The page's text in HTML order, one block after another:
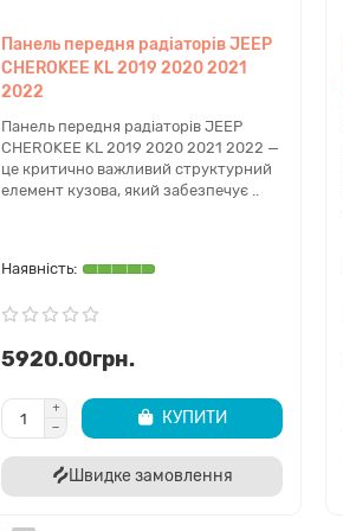
Панель передня радіаторів JEEP
CHEROKEE KL 2019 2020 2021
2022
Панель передня радіаторів JEEP
CHEROKEE KL 2019 2020 2021 2022 —
це критично важливий структурний
елемент кузова, який забезпечує ..
5920.00грн.
КУПИТИ
Швидке замовлення